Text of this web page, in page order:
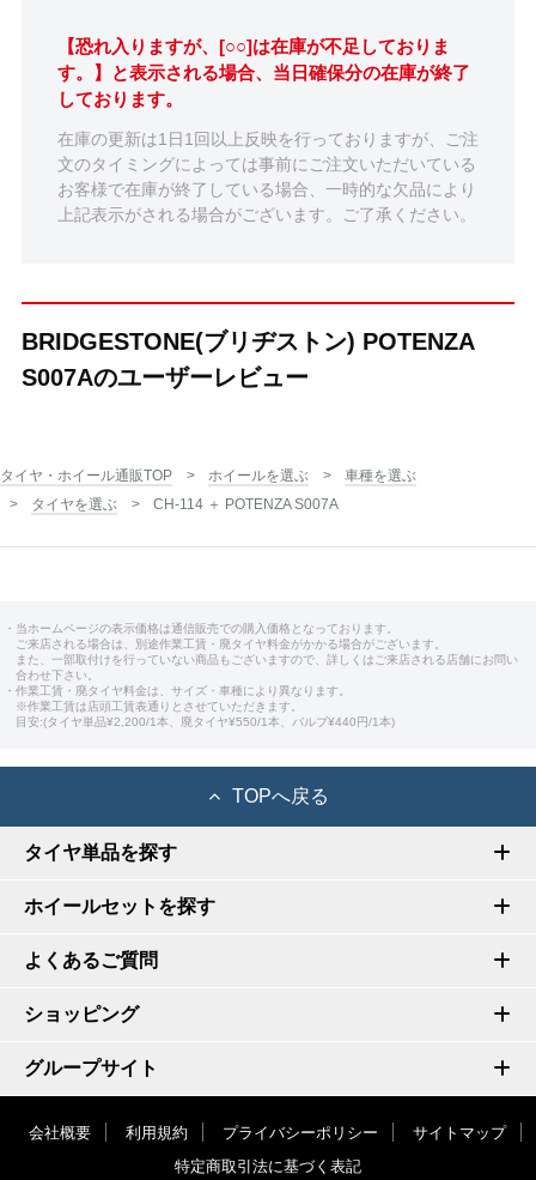
【恐れ入りますが、[○○]は在庫が不足しておりま
す。】と表示される場合、当日確保分の在庫が終了
しております。
在庫の更新は1日1回以上反映を行っておりますが、ご注
文のタイミングによっては事前にご注文いただいている
お客様で在庫が終了している場合、一時的な欠品により
上記表示がされる場合がございます。ご了承ください。
BRIDGESTONE(ブリヂストン) POTENZA
S007Aのユーザーレビュー
タイヤ・ホイール通販TOP ホイールを選ぶ
車種を選ぶ
タイヤを選ぶ
CH-114 ＋ POTENZA S007A
・当ホームページの表示価格は通信販売での購入価格となっております。
ご来店される場合は、別途作業工賃・廃タイヤ料金がかかる場合がございます。
また、一部取付けを行っていない商品もございますので、詳しくはご来店される店舗にお問い
合わせ下さい。
・作業工賃・廃タイヤ料金は、サイズ・車種により異なります。
※作業工賃は店頭工賃表通りとさせていただきます。
目安:(タイヤ単品¥2,200/1本、廃タイヤ¥550/1本、バルブ¥440円/1本)
TOPへ戻る
タイヤ単品を探す
ホイールセットを探す
よくあるご質問
ショッピング
グループサイト
会社概要 利用規約 プライバシーポリシー
サイトマップ
特定商取引法に基づく表記